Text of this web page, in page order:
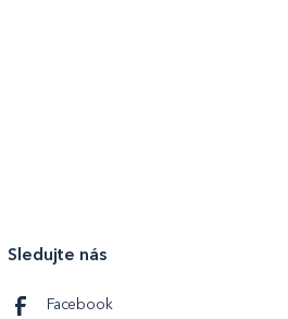
Sledujte nás
Facebook